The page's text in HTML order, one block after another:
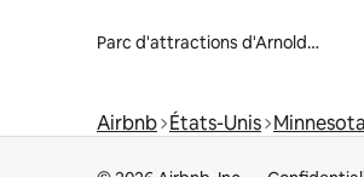
Parc d'attractions d'Arnolds Park
Airbnb États-Unis Minnesota